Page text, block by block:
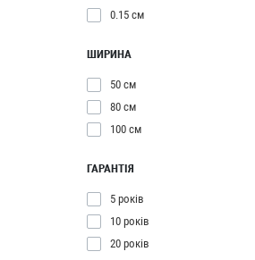
0.15 см
ШИРИНА
50 см
80 см
100 см
ГАРАНТІЯ
5 років
10 років
20 років